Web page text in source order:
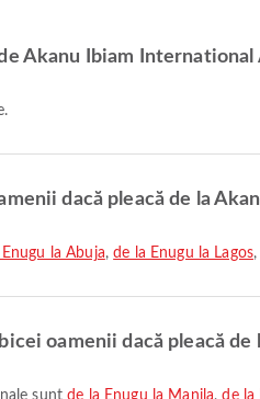
Akanu Ibiam
dacă pleacă de la
la Abuja,de la Enugu la Lagos
oamenii dacă pleacă
suntde la Enugu la Manila,de la